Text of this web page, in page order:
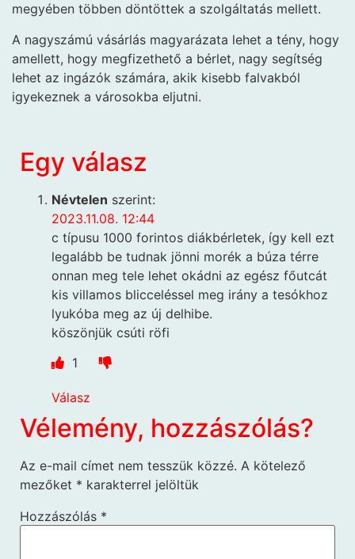
megyében többen döntöttek a szolgáltatás mellett.
A nagyszámú vásárlás magyarázata lehet a tény, hogy
amellett, hogy megfizethető a bérlet, nagy segítség
lehet az ingázók számára, akik kisebb falvakból
igyekeznek a városokba eljutni.
Egy válasz
Névtelen szerint:
2023.11.08. 12:44
c típusu 1000 forintos diákbérletek, így kell ezt
legalább be tudnak jönni morék a búza térre
onnan meg tele lehet okádni az egész főutcát
kis villamos blicceléssel meg irány a tesókhoz
lyukóba meg az új delhibe.
köszönjük csúti röfi
1
Válasz
Vélemény, hozzászólás?
Az e-mail címet nem tesszük közzé. A kötelező
mezőket * karakterrel jelöltük
Hozzászólás *